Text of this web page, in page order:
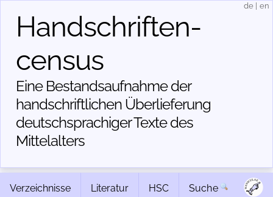
Handschriften­
census
Eine Bestandsaufnahme der
handschriftlichen Über­lieferung
deutschsprachiger Texte des
Mittelalters
de en
Verzeichnisse Literatur HSC Suche